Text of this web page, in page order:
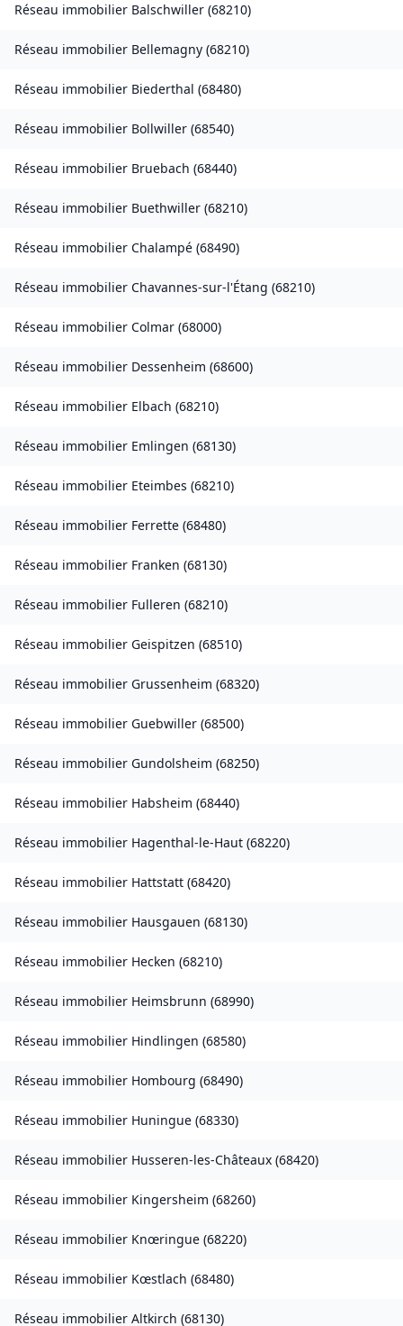
Réseau immobilier Balschwiller (68210)
Réseau immobilier Bellemagny (68210)
Réseau immobilier Biederthal (68480)
Réseau immobilier Bollwiller (68540)
Réseau immobilier Bruebach (68440)
Réseau immobilier Buethwiller (68210)
Réseau immobilier Chalampé (68490)
Réseau immobilier Chavannes-sur-l'Étang (68210)
Réseau immobilier Colmar (68000)
Réseau immobilier Dessenheim (68600)
Réseau immobilier Elbach (68210)
Réseau immobilier Emlingen (68130)
Réseau immobilier Eteimbes (68210)
Réseau immobilier Ferrette (68480)
Réseau immobilier Franken (68130)
Réseau immobilier Fulleren (68210)
Réseau immobilier Geispitzen (68510)
Réseau immobilier Grussenheim (68320)
Réseau immobilier Guebwiller (68500)
Réseau immobilier Gundolsheim (68250)
Réseau immobilier Habsheim (68440)
Réseau immobilier Hagenthal-le-Haut (68220)
Réseau immobilier Hattstatt (68420)
Réseau immobilier Hausgauen (68130)
Réseau immobilier Hecken (68210)
Réseau immobilier Heimsbrunn (68990)
Réseau immobilier Hindlingen (68580)
Réseau immobilier Hombourg (68490)
Réseau immobilier Huningue (68330)
Réseau immobilier Husseren-les-Châteaux (68420)
Réseau immobilier Kingersheim (68260)
Réseau immobilier Knœringue (68220)
Réseau immobilier Kœstlach (68480)
Réseau immobilier Altkirch (68130)